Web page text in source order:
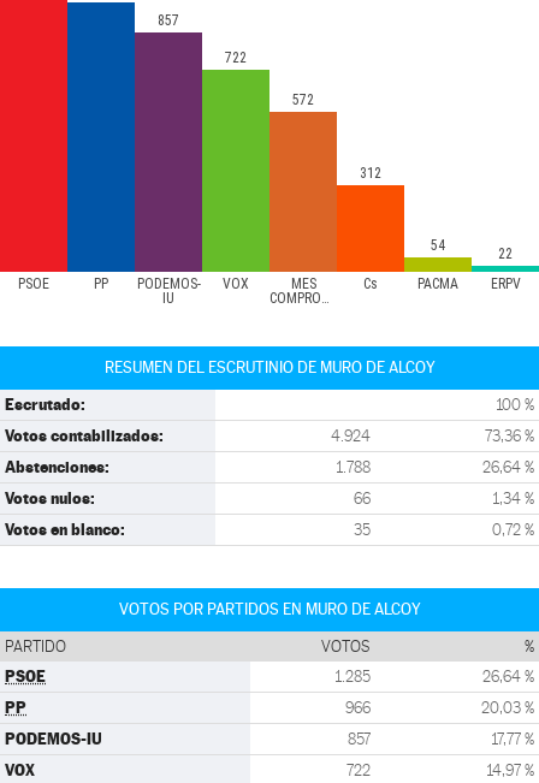
PSOE PP
PODEMOS-
IU
VOX
MÉS
COMPROMÍS
Cs PACMA ERPV
857
722
572
312
54 22
RESUMEN DEL ESCRUTINIO DE MURO DE ALCOY
Escrutado: 100 %
Votos contabilizados: 4.924 73,36 %
Abstenciones: 1.788 26,64 %
Votos nulos: 66 1,34 %
Votos en blanco: 35 0,72 %
VOTOS POR PARTIDOS EN MURO DE ALCOY
PARTIDO VOTOS %
PSOE 1.285 26,64 %
PP 966 20,03 %
PODEMOS-IU 857 17,77 %
VOX 722 14,97 %